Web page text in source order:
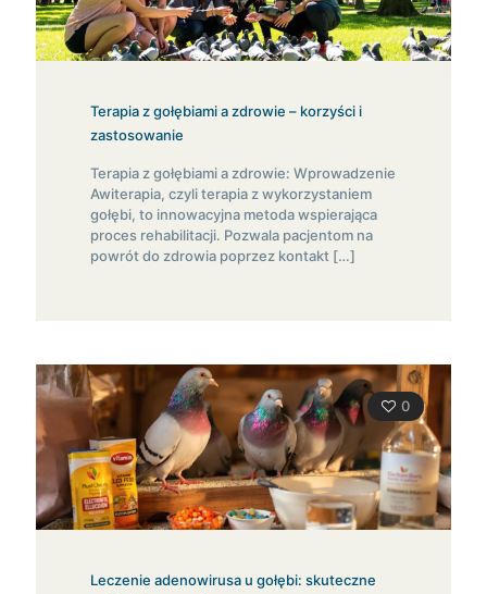
Terapia z gołębiami a zdrowie – korzyści i
zastosowanie
Terapia z gołębiami a zdrowie: Wprowadzenie
Awiterapia, czyli terapia z wykorzystaniem
gołębi, to innowacyjna metoda wspierająca
proces rehabilitacji. Pozwala pacjentom na
powrót do zdrowia poprzez kontakt […]
0
Leczenie adenowirusa u gołębi: skuteczne